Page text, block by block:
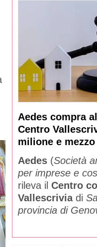
Aedes compra
Centro
milione e mezzo
Aedes (Società
per imprese e
rileva il Centro
Vallescriviadi
provincia di